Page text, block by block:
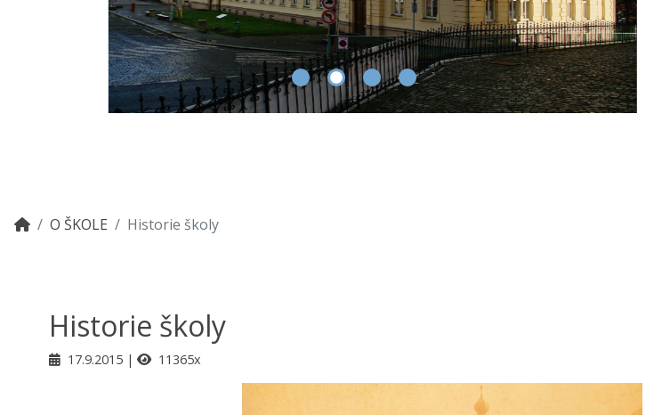
O ŠKOLE Historie školy
Historie školy
17.9.2015 11365x